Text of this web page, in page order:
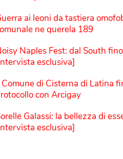
ai leoni da tastiera
ne querela 189
Naples Fest: dal South
esclusiva]
Comune di Cisterna di Latina
con Arcigay
Galassi: la bellezza di
esclusiva]